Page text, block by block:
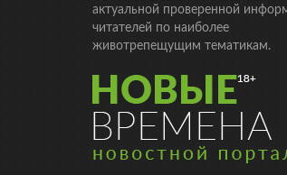
актуальной проверенной
читателей по наиболее
животрепещущим тематикам.